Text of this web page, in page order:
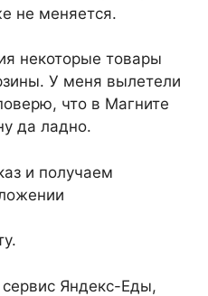
не меняется.
некоторые товары
У меня вылетели
что в Магните
да ладно.
и получаем
Яндекс-Еды,